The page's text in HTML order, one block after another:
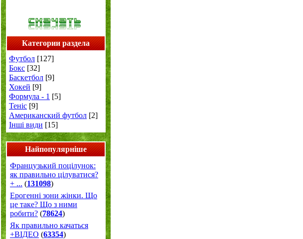
Категории раздела
Футбол [127]
Бокс [32]
Баскетбол [9]
Хокей [9]
Формула - 1 [5]
Теніс [9]
Американский футбол [2]
Інші види [15]
Найпопулярніше
Французький поцілунок:
як правильно цілуватися?
+ ... (131098)
Ерогенні зони жінки. Що
це таке? Що з ними
робити? (78624)
Як правильно качаться
+ВІДЕО (63354)